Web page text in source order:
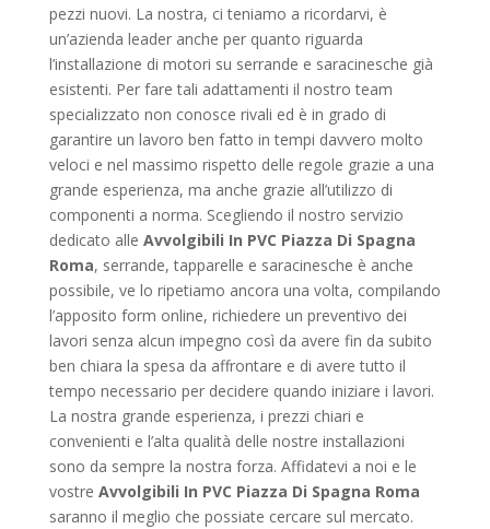
pezzi nuovi. La nostra, ci teniamo a ricordarvi, è
un’azienda leader anche per quanto riguarda
l’installazione di motori su serrande e saracinesche già
esistenti. Per fare tali adattamenti il nostro team
specializzato non conosce rivali ed è in grado di
garantire un lavoro ben fatto in tempi davvero molto
veloci e nel massimo rispetto delle regole grazie a una
grande esperienza, ma anche grazie all’utilizzo di
componenti a norma. Scegliendo il nostro servizio
dedicato alle Avvolgibili In PVC Piazza Di Spagna
Roma, serrande, tapparelle e saracinesche è anche
possibile, ve lo ripetiamo ancora una volta, compilando
l’apposito form online, richiedere un preventivo dei
lavori senza alcun impegno così da avere fin da subito
ben chiara la spesa da affrontare e di avere tutto il
tempo necessario per decidere quando iniziare i lavori.
La nostra grande esperienza, i prezzi chiari e
convenienti e l’alta qualità delle nostre installazioni
sono da sempre la nostra forza. Affidatevi a noi e le
vostre Avvolgibili In PVC Piazza Di Spagna Roma
saranno il meglio che possiate cercare sul mercato.